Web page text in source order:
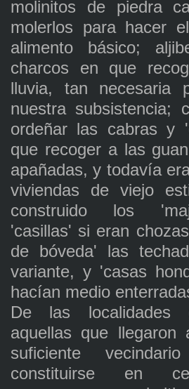
molinitos de piedra
molerlos para hacer
alimento básico;
charcos en que
lluvia, tan necesaria
nuestra subsistencia;
ordeñar las cabras y
que recoger a las
apañadas, y todavía
viviendas de viejo
construido los
'casillas' si eran
de bóveda' las
variante, y 'casas
hacían medio
De las localidades
aquellas que llegaron
suficiente
constituirse en